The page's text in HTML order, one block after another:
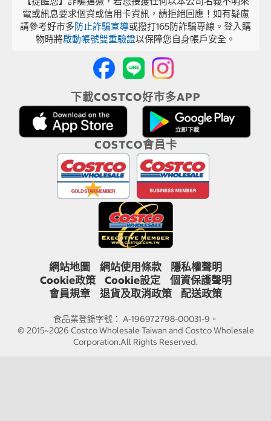
電或訊息要求個資或信用卡資訊，請拒絕回應！如有疑慮
請參考好市多防止詐騙宣導或撥打165防詐騙專線。登入購
物時將啟動帳號雙重驗證以保障您自身帳戶安全。
下載COSTCO好市多APP
COSTCO會員卡
網站地圖 網站使用條款
隱私權聲明
Cookie政策
Cookie設定
個資保護聲明
會員規章
退貨及取消政策 配送政策
食品業登錄字號： A-196972798-00031-9。
© 2015~2026 Costco Wholesale Taiwan and Costco Wholesale
Corporation.All Rights Reserved.